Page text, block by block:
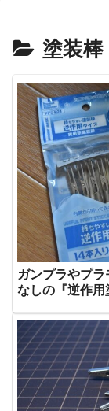
塗装棒
ガンプラやプ
なしの『逆作用